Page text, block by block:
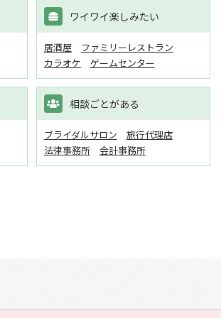
ワイワイ楽しみたい
居酒屋
ファミリーレストラン
カラオケ
ゲームセンター
相談ごとがある
ブライダルサロン
旅行代理店
法律事務所
会計事務所